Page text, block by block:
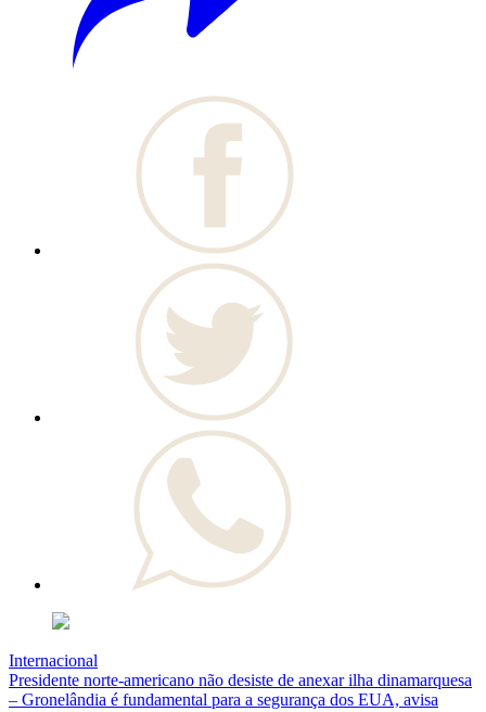
Internacional
Presidente norte-americano não desiste de anexar ilha dinamarquesa
– Gronelândia é fundamental para a segurança dos EUA, avisa